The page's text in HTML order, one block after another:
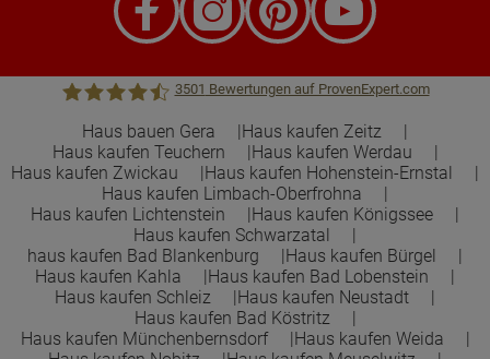
Town &Country Haus Lizenzgeber GmbH
3501 Bewertungen auf ProvenExpert.com
Haus bauen Gera
Haus kaufen Zeitz
Haus kaufen Teuchern
Haus kaufen Werdau
Haus kaufen Zwickau
Haus kaufen Hohenstein-Ernstal
Haus kaufen Limbach-Oberfrohna
Haus kaufen Lichtenstein
Haus kaufen Königssee
Haus kaufen Schwarzatal
haus kaufen Bad Blankenburg
Haus kaufen Bürgel
Haus kaufen Kahla
Haus kaufen Bad Lobenstein
Haus kaufen Schleiz
Haus kaufen Neustadt
Haus kaufen Bad Köstritz
Haus kaufen Münchenbernsdorf
Haus kaufen Weida